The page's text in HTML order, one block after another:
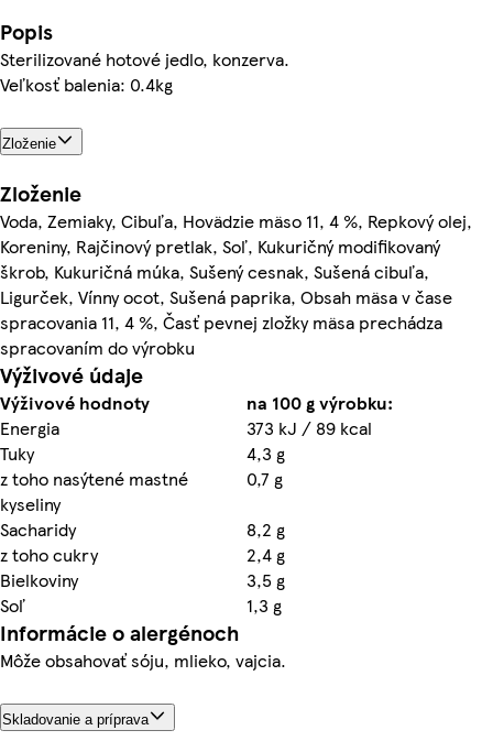
Popis
Sterilizované hotové jedlo, konzerva.
Veľkosť balenia: 0.4kg
Zloženie
Zloženie
Voda, Zemiaky, Cibuľa, Hovädzie mäso 11, 4 %, Repkový olej,
Koreniny, Rajčinový pretlak, Soľ, Kukuričný modifikovaný
škrob, Kukuričná múka, Sušený cesnak, Sušená cibuľa,
Ligurček, Vínny ocot, Sušená paprika, Obsah mäsa v čase
spracovania 11, 4 %, Časť pevnej zložky mäsa prechádza
spracovaním do výrobku
Výživové údaje
Výživové hodnoty
na 100 g výrobku:
Energia
373 kJ / 89 kcal
Tuky
4,3 g
z toho nasýtené mastné
kyseliny
0,7 g
Sacharidy
8,2 g
z toho cukry
2,4 g
Bielkoviny
3,5 g
Soľ
1,3 g
Informácie o alergénoch
Môže obsahovať sóju, mlieko, vajcia.
Skladovanie a príprava